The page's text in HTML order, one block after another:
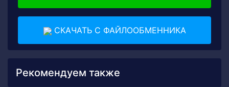
СКАЧАТЬ С ФАЙЛООБМЕННИКА
Рекомендуем также